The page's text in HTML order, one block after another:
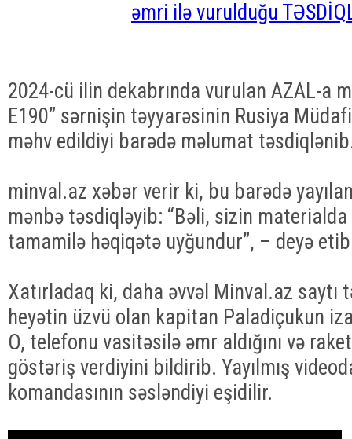
2024-cü ilin dekabrında vurulan AZAL-a
E190” sərnişin təyyarəsinin Rusiya
məhv edildiyi barədə məlumat
minval.az xəbər verir ki, bu barədə
mənbə təsdiqləyib: “Bəli, sizin materialda
tamamilə həqiqətə uyğundur”, – deyə
Xatırladaq ki, daha əvvəl Minval.az saytı
heyətin üzvü olan kapitan Paladiçukun
O, telefonu vasitəsilə əmr aldığını və
göstəriş verdiyini bildirib. Yayılmış
komandasının səsləndiyi eşidilir.